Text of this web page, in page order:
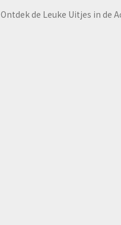
Ontdek de Leuke Uitjes in de